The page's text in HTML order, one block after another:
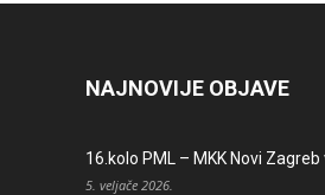
NAJNOVIJE OBJAVE
16.kolo PML – MKK Novi
5. veljače 2026.